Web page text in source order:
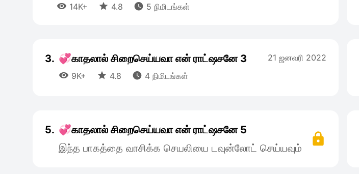
 14K+  4.8  5 நிமிடங்கள்
3. 💞காதலால் சிறைசெய்யவா என் ராட்ஷசனே 3
 9K+  4.8  4 நிமிடங்கள்
21 ஜனவரி 2022
5. 💞காதலால் சிறைசெய்யவா என் ராட்ஷசனே 5
இந்த பாகத்தை வாசிக்க செயலியை டவுன்லோட் செய்யவும்